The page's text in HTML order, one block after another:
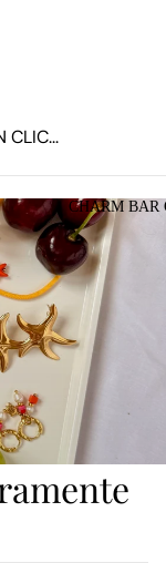
CHARM BAR
CLIC...